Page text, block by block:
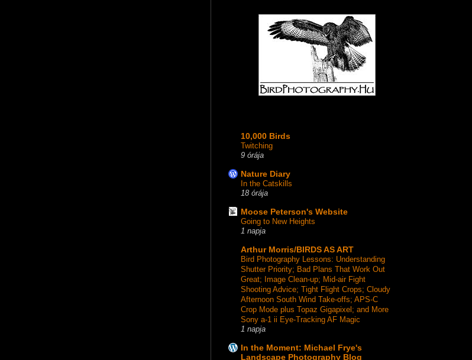
10,000 Birds
Twitching
9 órája
Nature Diary
In the Catskills
18 órája
Moose Peterson's Website
Going to New Heights
1 napja
Arthur Morris/BIRDS AS ART
Bird Photography Lessons: Understanding
Shutter Priority; Bad Plans That Work Out
Great; Image Clean-up; Mid-air Fight
Shooting Advice; Tight Flight Crops; Cloudy
Afternoon South Wind Take-offs; APS-C
Crop Mode plus Topaz Gigapixel; and More
Sony a-1 ii Eye-Tracking AF Magic
1 napja
In the Moment: Michael Frye's
Landscape Photography Blog